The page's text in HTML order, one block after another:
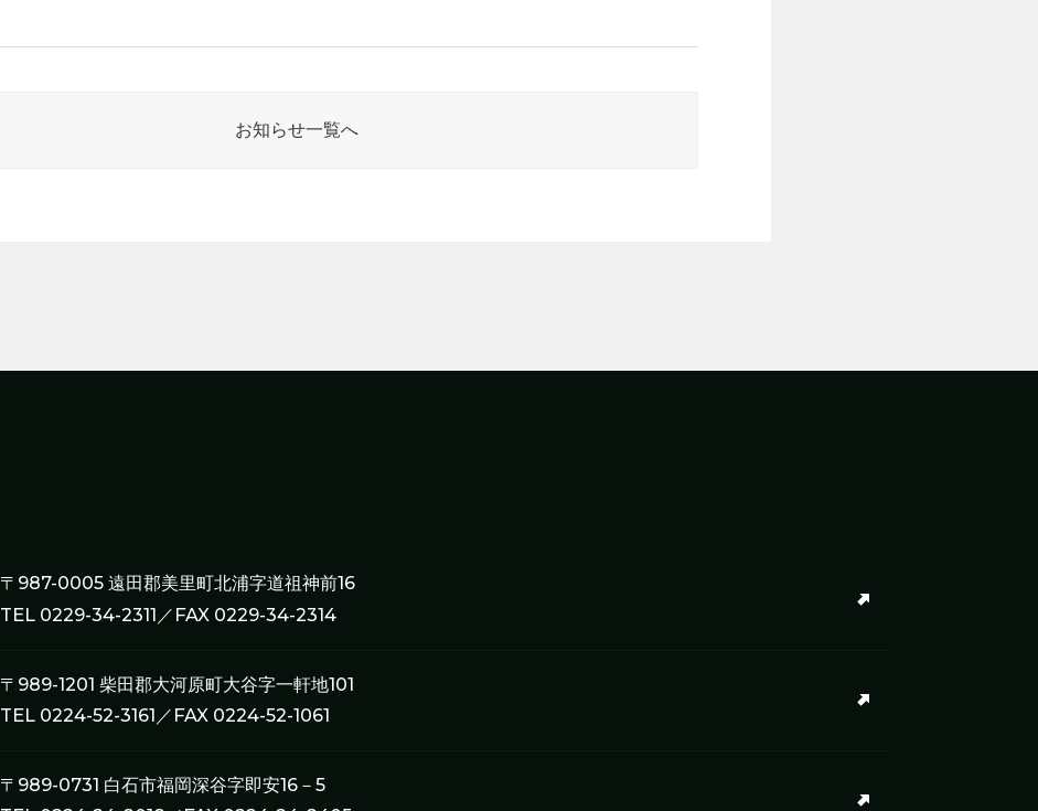
お知らせ一覧へ
〒987-0005 遠田郡美里町北浦字道祖神前16
TEL 0229-34-2311／FAX 0229-34-2314
〒989-1201 柴田郡大河原町大谷字一軒地101
TEL 0224-52-3161／FAX 0224-52-1061
〒989-0731 白石市福岡深谷字即安16－5